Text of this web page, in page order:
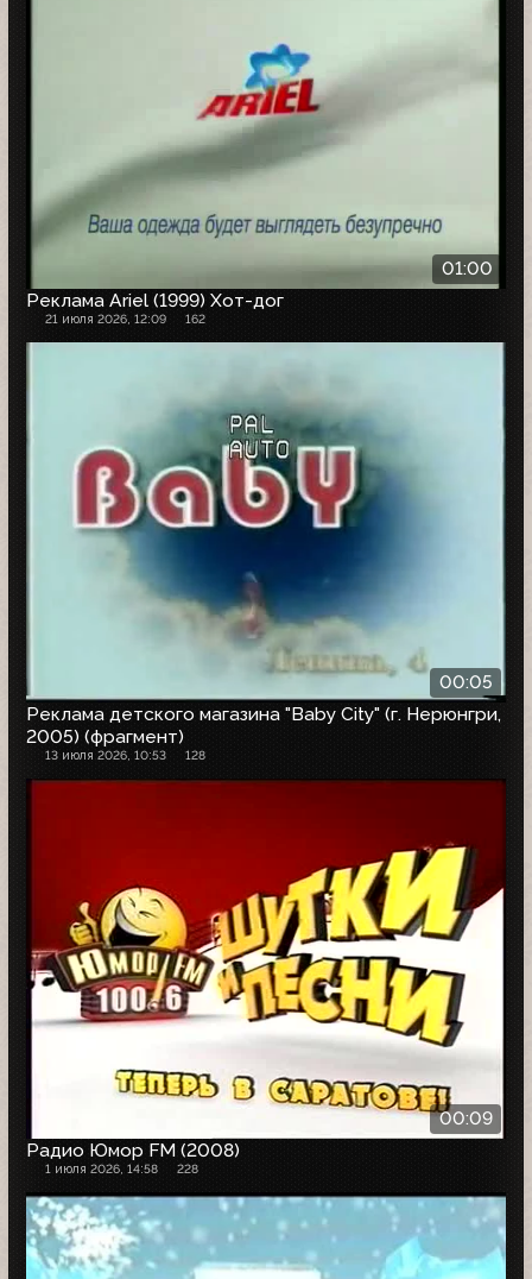
01:00
Реклама Ariel (1999) Хот-дог
21 июля 2026, 12:09 162
00:05
Реклама детского магазина "Baby City" (г. Нерюнгри,
2005) (фрагмент)
13 июля 2026, 10:53 128
00:09
Радио Юмор FM (2008)
1 июля 2026, 14:58 228